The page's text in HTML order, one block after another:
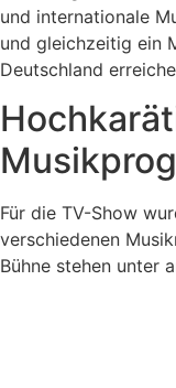
und internationale
und gleichzeitig ein
Deutschland
Für die TV-Show
verschiedenen
Bühne stehen unter